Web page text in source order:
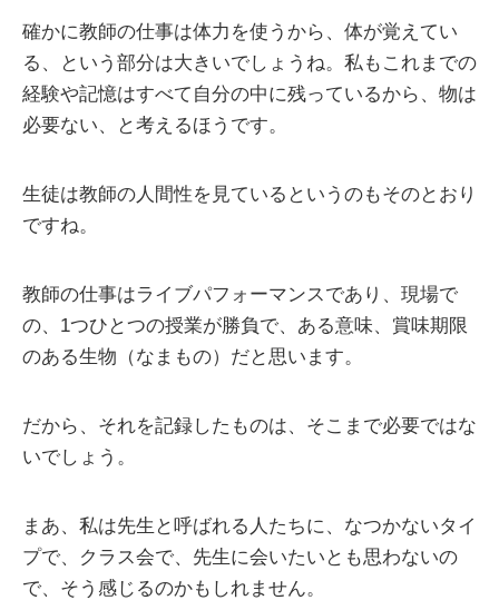
確かに教師の仕事は体力を使うから、体が覚えてい
る、という部分は大きいでしょうね。私もこれまでの
経験や記憶はすべて自分の中に残っているから、物は
必要ない、と考えるほうです。
生徒は教師の人間性を見ているというのもそのとおり
ですね。
教師の仕事はライブパフォーマンスであり、現場で
の、1つひとつの授業が勝負で、ある意味、賞味期限
のある生物（なまもの）だと思います。
だから、それを記録したものは、そこまで必要ではな
いでしょう。
まあ、私は先生と呼ばれる人たちに、なつかないタイ
プで、クラス会で、先生に会いたいとも思わないの
で、そう感じるのかもしれません。